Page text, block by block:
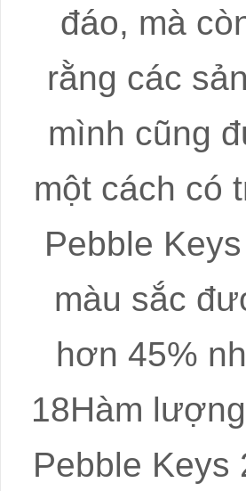
đáo, mà
rằng các
mình cũng
một cách có
Pebble
màu sắc
hơn 45%
18Hàm
Pebble Keys